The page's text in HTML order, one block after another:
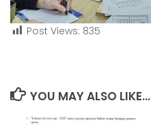
Post Views: 835
YOU MAY ALSO LIKE...